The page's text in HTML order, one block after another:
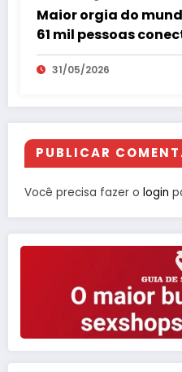
Maior orgia do
61 mil pessoas
31/05/2026
PUBLICAR
Você precisa fazer o login